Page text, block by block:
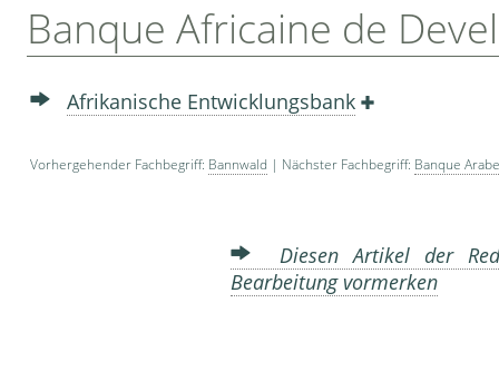
Banque Africaine de
Afrikanische Entwicklungsbank
Vorhergehender Fachbegriff: Bannwald | Nächster Fachbegriff: Banque
Diesen Artikel der
Bearbeitung vormerken